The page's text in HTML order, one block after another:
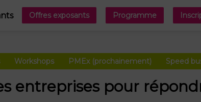
Offres exposants Programme
Workshops PMEx (prochainement) Speed
entreprises pour